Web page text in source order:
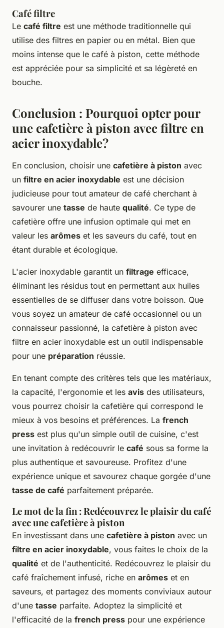
Café filtre
Le café filtre est une méthode traditionnelle qui
utilise des filtres en papier ou en métal. Bien que
moins intense que le café à piston, cette méthode
est appréciée pour sa simplicité et sa légèreté en
bouche.
Conclusion : Pourquoi opter pour
une cafetière à piston avec filtre en
acier inoxydable?
En conclusion, choisir une cafetière à piston avec
un filtre en acier inoxydable est une décision
judicieuse pour tout amateur de café cherchant à
savourer une tasse de haute qualité. Ce type de
cafetière offre une infusion optimale qui met en
valeur les arômes et les saveurs du café, tout en
étant durable et écologique.
L'acier inoxydable garantit un filtrage efficace,
éliminant les résidus tout en permettant aux huiles
essentielles de se diffuser dans votre boisson. Que
vous soyez un amateur de café occasionnel ou un
connaisseur passionné, la cafetière à piston avec
filtre en acier inoxydable est un outil indispensable
pour une préparation réussie.
En tenant compte des critères tels que les matériaux,
la capacité, l'ergonomie et les avis des utilisateurs,
vous pourrez choisir la cafetière qui correspond le
mieux à vos besoins et préférences. La french
press est plus qu'un simple outil de cuisine, c'est
une invitation à redécouvrir le café sous sa forme la
plus authentique et savoureuse. Profitez d'une
expérience unique et savourez chaque gorgée d'une
tasse de café parfaitement préparée.
Le mot de la fin : Redécouvrez le plaisir du café
avec une cafetière à piston
En investissant dans une cafetière à piston avec un
filtre en acier inoxydable, vous faites le choix de la
qualité et de l'authenticité. Redécouvrez le plaisir du
café fraîchement infusé, riche en arômes et en
saveurs, et partagez des moments conviviaux autour
d'une tasse parfaite. Adoptez la simplicité et
l'efficacité de la french press pour une expérience